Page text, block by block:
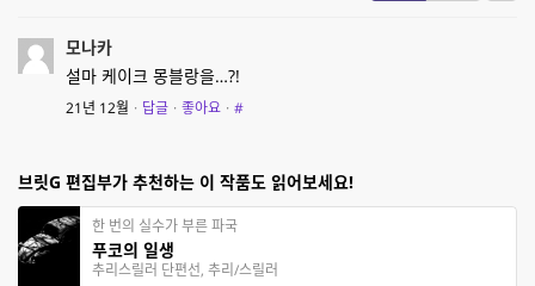
모나카
설마 케이크 몽블랑을…?!
21년 12월 · 답글 · 좋아요 · #
브릿G 편집부가 추천하는 이 작품도 읽어보세요!
한 번의 실수가 부른 파국
푸코의 일생
추리스릴러 단편선, 추리/스릴러